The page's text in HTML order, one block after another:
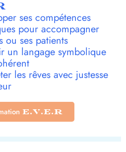
ses compétences
pour accompagner
ou ses patients
un langage symbolique
les rêves avec justesse
E.V.E.R